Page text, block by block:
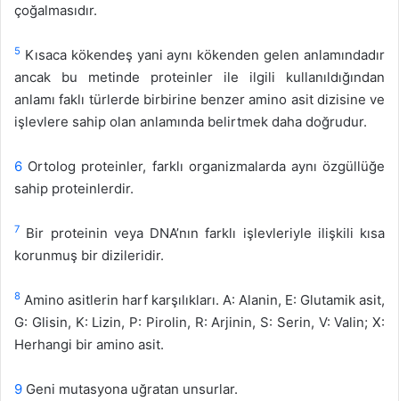
çoğalmasıdır.
5 Kısaca kökendeş yani aynı kökenden gelen anlamındadır
ancak bu metinde proteinler ile ilgili kullanıldığından
anlamı faklı türlerde birbirine benzer amino asit dizisine ve
işlevlere sahip olan anlamında belirtmek daha doğrudur.
6 Ortolog proteinler, farklı organizmalarda aynı özgüllüğe
sahip proteinlerdir.
7 Bir proteinin veya DNA’nın farklı işlevleriyle ilişkili kısa
korunmuş bir dizileridir.
8 Amino asitlerin harf karşılıkları. A: Alanin, E: Glutamik asit,
G: Glisin, K: Lizin, P: Pirolin, R: Arjinin, S: Serin, V: Valin; X:
Herhangi bir amino asit.
9 Geni mutasyona uğratan unsurlar.